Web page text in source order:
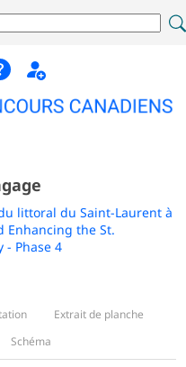
littoral du Saint-Laurent à
Enhancing the St.
- Phase 4
Extrait de planche
Schéma